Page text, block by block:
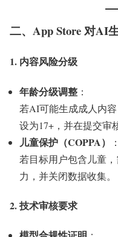
二、App Store 对AI
1. 内容风险分级
年龄分级调整 ：
若AI可能生成成人内
设为17+，并在提交审
儿童保护（COPPA）
：
若目标用户包含儿童
力，并关闭数据收集。
2. 技术审核要求